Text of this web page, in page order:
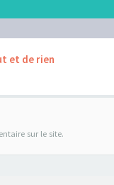
et de rien
sur le site.